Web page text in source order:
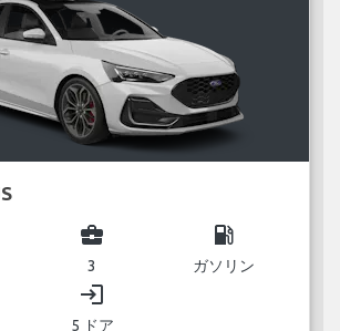
business_center
3
local_gas_station
ガソリン
login
5 ドア